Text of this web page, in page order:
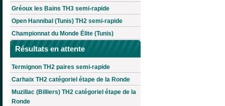
Gréoux les Bains TH3 semi-rapide
Open Hannibal (Tunis) TH2 semi-rapide
Championnat du Monde Élite (Tunis)
Résultats en attente
Termignon TH2 paires semi-rapide
Carhaix TH2 catégoriel étape de la Ronde
Muzillac (Billiers) TH2 catégoriel étape de la
Ronde